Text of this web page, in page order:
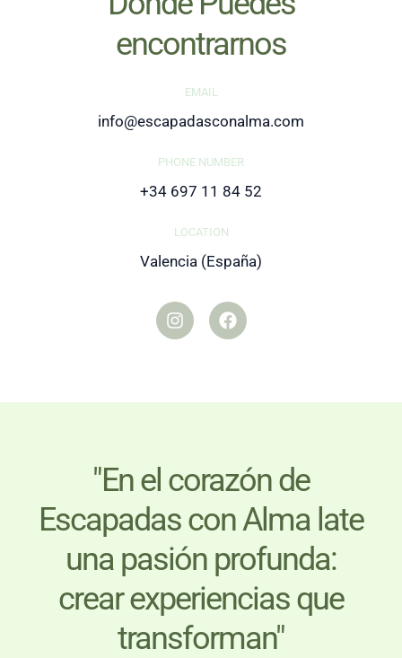
encontrarnos
EMAIL
info@escapadasconalma.com
PHONE NUMBER
+34 697 11 84 52
LOCATION
Valencia (España)
I
n
s
r
F
a
c
o
"En el corazón de
Escapadas con Alma late
una pasión profunda:
crear experiencias que
transforman"